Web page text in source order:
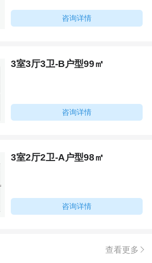
咨询详情
3室3厅3卫-B户型99㎡
咨询详情
3室2厅2卫-A户型98㎡
咨询详情
查看更多